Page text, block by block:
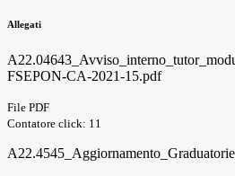
Allegati
FSEPON-CA-2021-15.pdf
File PDF
Contatore click: 11